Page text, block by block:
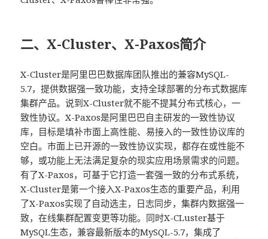
二、X-Cluster、X-Paxos简介
X-Cluster是阿里巴巴数据库团队推出的兼容MySQL-
5.7，提供数据强一致功能，支持全球部署的分布式数据库
集群产品。说到X-Cluster就不能不提其分布式核心，一
致性协议。X-Paxos是阿里巴巴自主研发的一致性协议
库，目标是填补市面上高性能、易接入的一致性协议库的
空白。市面上已开源的一致性协议实现，都存在或性能不
够，或功能上无法满足复杂的现实应用场景需求的问题。
有了X-Paxos，可基于它打造一套强一致的分布式系统，
X-Cluster是第一个接入X-Paxos生态的重要产品，利用
了X-Paxos实现了自动选主，日志同步，集群内数据强一
致，在线集群配置变更等功能。同时X-CLuster基于
MySQL生态，兼容最新版本的MySQL-5.7，集成了